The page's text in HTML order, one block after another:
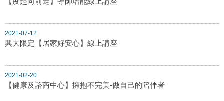
2021-07-12
興大限定【居家好安心】線上講座
2021-02-20
【健康及諮商中心】擁抱不完美-做自己的陪伴者